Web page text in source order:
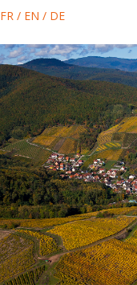
FR / EN / DE